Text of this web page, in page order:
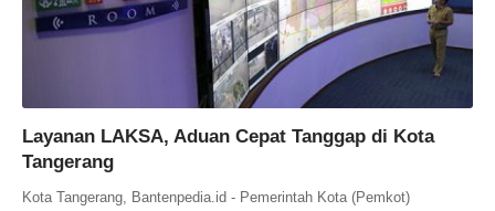
Layanan LAKSA, Aduan Cepat Tanggap di Kota
Tangerang
Kota Tangerang, Bantenpedia.id - Pemerintah Kota (Pemkot)